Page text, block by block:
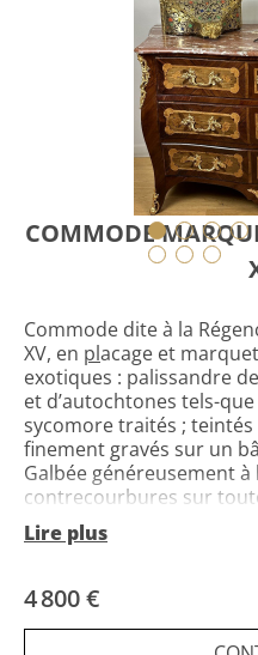
COMMODE
Commode dite à la
XV, en placage et
exotiques : palissandre
et d’autochtones tels-
sycomore traités ;
finement gravés sur un
Galbée généreusement
contrecourbures sur
montants sont bien-sûr
rigueur dans les années
traverses de soutien
ornementation de
Lire plus
4 800 €